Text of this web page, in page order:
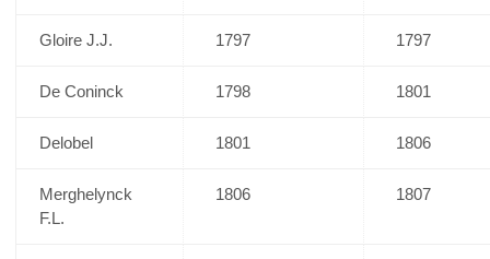
Gloire J.J. 1797 1797
De Coninck 1798 1801
Delobel 1801 1806
Merghelynck
F.L.
1806 1807